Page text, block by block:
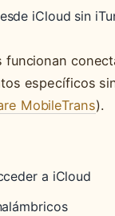
iCloud sin
específicos
MobileTrans).
a iCloud